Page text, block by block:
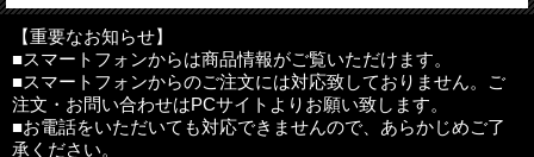
次の内容を記載、・ノベナ（Novena)９日間の祈り（司教松永
久次郎氏 ・不思議のメダイについて（司教ケヴィン・スカロ
ン） ・不思議なメダイと恵みの体験（シスターブリージ・マッ
ケナ） ・聖母マリアへの奉献の祈り ・不思議なメダイの聖母
に身を捧げる祈り ・不思議なメダイの聖母をたたえるノベ
ナ ・聖人たちの祈り ・司祭による公式の不思議なメダイの祝
【重要なお知らせ】
■スマートフォンからは商品情報がご覧いただけます。
■スマートフォンからのご注文には対応致しておりません。ご
注文・お問い合わせはPCサイトよりお願い致します。
■お電話をいただいても対応できませんので、あらかじめご了
承ください。